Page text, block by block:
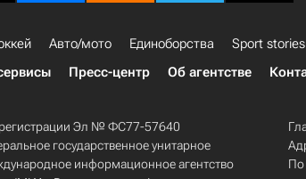
Авто/мото Единоборства Sport stories
Пресс-центр Об агентстве
регистрации Эл № ФС77-57640
государственное унитарное
информационное агентство
По